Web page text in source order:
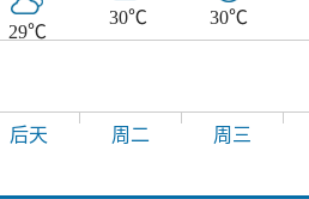
29℃
30℃ 30℃
后天 周二 周三